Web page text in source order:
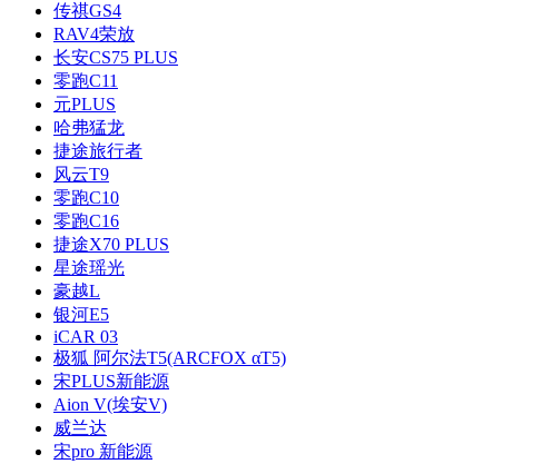
传祺GS4
RAV4荣放
长安CS75 PLUS
零跑C11
元PLUS
哈弗猛龙
捷途旅行者
风云T9
零跑C10
零跑C16
捷途X70 PLUS
星途瑶光
豪越L
银河E5
iCAR 03
极狐 阿尔法T5(ARCFOX αT5)
宋PLUS新能源
Aion V(埃安V)
威兰达
宋pro 新能源